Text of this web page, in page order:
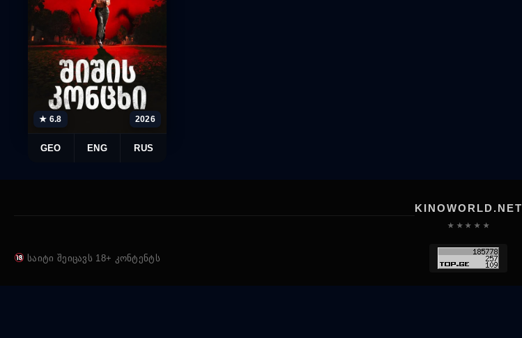
★ 6.8 2026
GEO ENG RUS
KINOWORLD.NET
★ ★ ★ ★ ★
საიტი შეიცავს 18+ კონტენტს